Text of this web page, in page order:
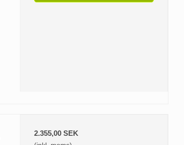
2.355,00 SEK